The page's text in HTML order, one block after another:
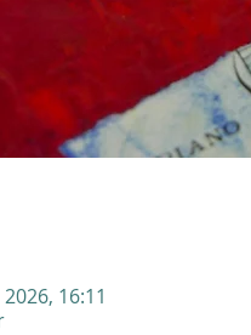
16:11